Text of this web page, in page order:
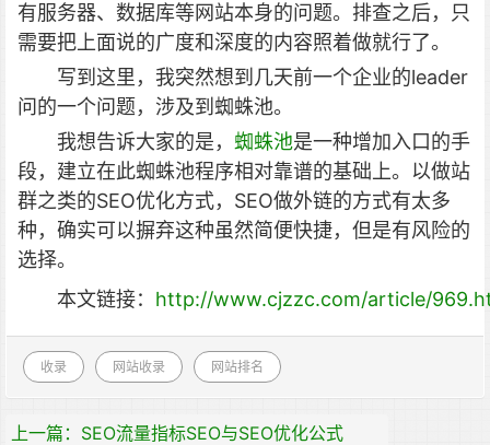
有服务器、数据库等网站本身的问题。排查之后，只
需要把上面说的广度和深度的内容照着做就行了。
写到这里，我突然想到几天前一个企业的leader
问的一个问题，涉及到蜘蛛池。
我想告诉大家的是， 蜘蛛池是一种增加入口的手
段，建立在此蜘蛛池程序相对靠谱的基础上。以做站
群之类的SEO优化方式，SEO做外链的方式有太多
种，确实可以摒弃这种虽然简便快捷，但是有风险的
选择。
本文链接： http://www.cjzzc.com/article/
收录 网站收录 网站排名
上一篇：SEO流量指标SEO与SEO优化公式